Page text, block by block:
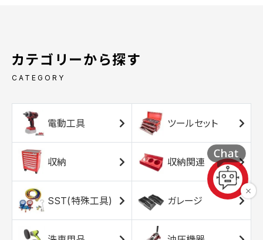
カテゴリーから探す
CATEGORY
電動工具 ツールセット
収納 収納関連
SST(特殊工具) ガレージ